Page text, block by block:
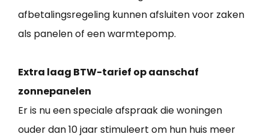
afbetalingsregeling kunnen afsluiten voor zaken
als panelen of een warmtepomp.
Extra laag BTW-tarief op aanschaf
zonnepanelen
Er is nu een speciale afspraak die woningen
ouder dan 10 jaar stimuleert om hun huis meer